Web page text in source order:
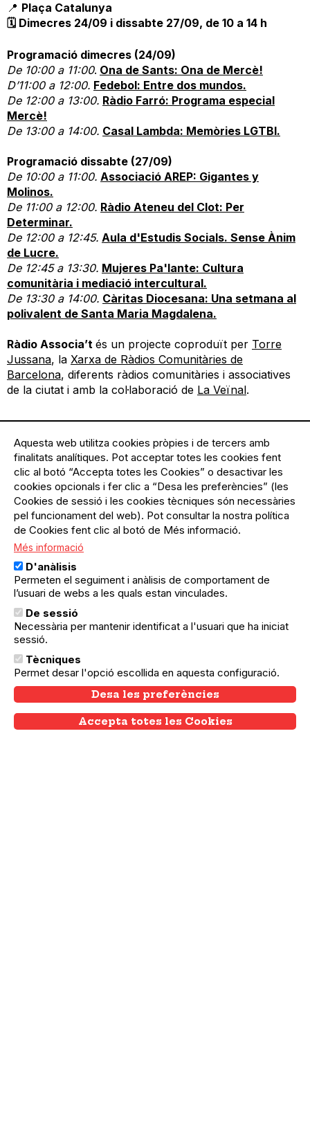
📍 Plaça Catalunya
🗓️ Dimecres 24/09 i dissabte 27/09, de 10 a 14 h
Programació dimecres (24/09)
De 10:00 a 11:00. Ona de Sants: Ona de Mercè!
D’11:00 a 12:00. Fedebol: Entre dos mundos.
De 12:00 a 13:00. Ràdio Farró: Programa especial
Mercè!
De 13:00 a 14:00. Casal Lambda: Memòries LGTBI.
Programació dissabte (27/09)
De 10:00 a 11:00. Associació AREP: Gigantes y
Molinos.
De 11:00 a 12:00. Ràdio Ateneu del Clot: Per
Determinar.
De 12:00 a 12:45. Aula d'Estudis Socials. Sense Ànim
de Lucre.
De 12:45 a 13:30. Mujeres Pa'lante: Cultura
comunitària i mediació intercultural.
De 13:30 a 14:00. Càritas Diocesana: Una setmana al
polivalent de Santa Maria Magdalena.
Ràdio Associa’t és un projecte coproduït per Torre
Jussana, la Xarxa de Ràdios Comunitàries de
Barcelona, diferents ràdios comunitàries i associatives
de la ciutat i amb la col·laboració de La Veïnal.
Fem sentir la veu de les entitats a la Mercè! 💚
L’agenda del teixit
associatiu i comunitari de
Barcelona
Amb el suport de:
Mitjà de Comunicació associat amb:
Aquesta web utilitza cookies pròpies i de tercers amb
finalitats analítiques. Pot acceptar totes les cookies fent
clic al botó “Accepta totes les Cookies” o desactivar les
cookies opcionals i fer clic a “Desa les preferències” (les
Cookies de sessió i les cookies tècniques són necessàries
pel funcionament del web). Pot consultar la nostra política
de Cookies fent clic al botó de Més informació.
Més informació
D'anàlisis
Permeten el seguiment i anàlisis de comportament de
l’usuari de webs a les quals estan vinculades.
De sessió
Necessària per mantenir identificat a l'usuari que ha iniciat
sessió.
Tècniques
Permet desar l'opció escollida en aquesta configuració.
Desa les preferències
Accepta totes les Cookies
Withdraw consent